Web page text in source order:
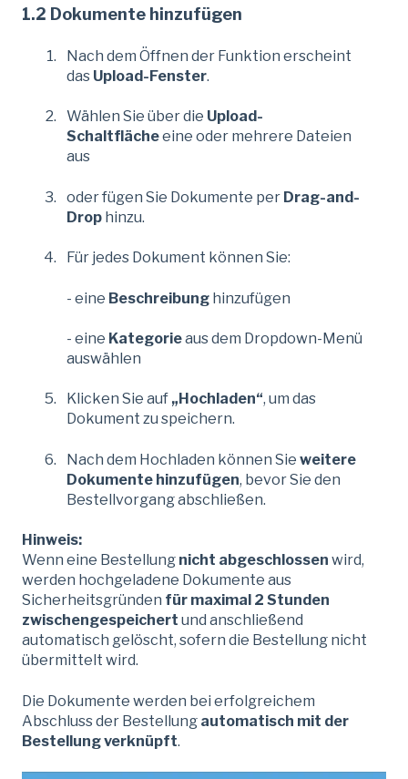
1.2 Dokumente hinzufügen
Nach dem Öffnen der Funktion erscheint
das Upload-Fenster.
Wählen Sie über die Upload-
Schaltflächeeine oder mehrere Dateien
aus
oder fügen Sie Dokumente per Drag-and-
Drop hinzu.
Für jedes Dokument können Sie:
- eine Beschreibung hinzufügen
- eine Kategorieaus dem Dropdown-Menü
auswählen
Klicken Sie auf „Hochladen“, um das
Dokument zu speichern.
Nach dem Hochladen können Sie weitere
Dokumente hinzufügen, bevor Sie den
Bestellvorgang abschließen.
Hinweis:
Wenn eine Bestellung nicht abgeschlossen wird,
werden hochgeladene Dokumente aus
Sicherheitsgründen für maximal 2 Stunden
zwischengespeichert und anschließend
automatisch gelöscht, sofern die Bestellung nicht
übermittelt wird.
Die Dokumente werden bei erfolgreichem
Abschluss der Bestellung automatisch mit der
Bestellung verknüpft.